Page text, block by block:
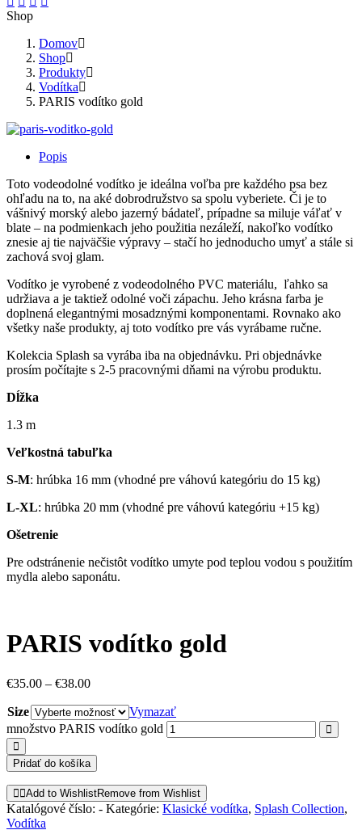
Shop
Domov
Shop
Produkty
Vodítka
PARIS vodítko gold
Popis
Toto vodeodolné vodítko je ideálna voľba pre každého psa bez
ohľadu na to, na aké dobrodružstvo sa spolu vyberiete. Či je to
vášnivý morský alebo jazerný bádateľ, prípadne sa miluje váľať v
blate – na podmienkach jeho použitia nezáleží, nakoľko vodítko
znesie aj tie najväčšie výpravy – stačí ho jednoducho umyť a stále si
zachová svoj glam.
Vodítko je vyrobené z vodeodolného PVC materiálu, ľahko sa
udržiava a je taktiež odolné voči zápachu. Jeho krásna farba je
doplnená elegantnými mosadznými komponentami. Rovnako ako
všetky naše produkty, aj toto vodítko pre vás vyrábame ručne.
Kolekcia Splash sa vyrába iba na objednávku. Pri objednávke
prosím počítajte s 2-5 pracovnými dňami na výrobu produktu.
Dĺžka
1.3 m
Veľkostná tabuľka
S-M: hrúbka 16 mm (vhodné pre váhovú kategóriu do 15 kg)
L-XL: hrúbka 20 mm (vhodné pre váhovú kategóriu +15 kg)
Ošetrenie
Pre odstránenie nečistôt vodítko umyte pod teplou vodou s použitím
mydla alebo saponátu.
PARIS vodítko gold
€35.00 – €38.00
Size
Vymazať
množstvo PARIS vodítko gold
Pridať do košíka
Add to WishlistRemove from Wishlist
Katalógové číslo: - Kategórie: Klasické vodítka, Splash Collection,
Vodítka